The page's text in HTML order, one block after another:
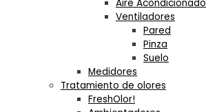
Aire Acondicionado
Ventiladores
Pared
Pinza
Suelo
Medidores
Tratamiento de olores
FreshOlor!